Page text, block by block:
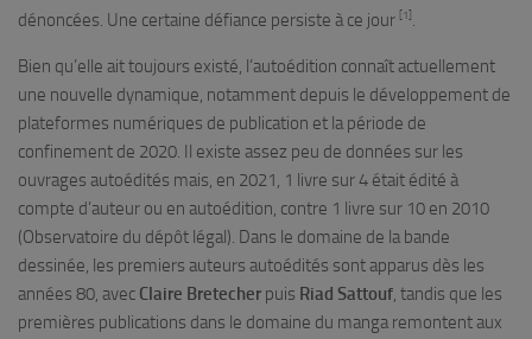
dénoncées. Une certaine défiance persiste à ce jour [1].
Bien qu’elle ait toujours existé, l’autoédition connaît actuellement
une nouvelle dynamique, notamment depuis le développement de
plateformes numériques de publication et la période de
confinement de 2020. Il existe assez peu de données sur les
ouvrages autoédités mais, en 2021, 1 livre sur 4 était édité à
compte d’auteur ou en autoédition, contre 1 livre sur 10 en 2010
(Observatoire du dépôt légal). Dans le domaine de la bande
dessinée, les premiers auteurs autoédités sont apparus dès les
années 80, avec Claire Bretecher puis Riad Sattouf, tandis que les
premières publications dans le domaine du manga remontent aux